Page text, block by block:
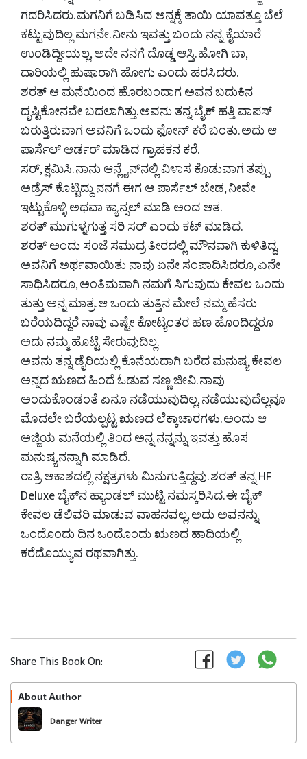
ಗದರಿಸಿದರು. ಮಗನಿಗೆ ಬಡಿಸಿದ ಅನ್ನಕ್ಕೆ ತಾಯಿ ಯಾವತ್ತೂ ಬೆಲೆ
ಕಟ್ಟುವುದಿಲ್ಲ ಮಗನೇ. ನೀನು ಇವತ್ತು ಬಂದು ನನ್ನ ಕೈಯಾರೆ
ಉಂಡಿದ್ದೀಯಲ್ಲ, ಅದೇ ನನಗೆ ದೊಡ್ಡ ಆಸ್ತಿ. ಹೋಗಿ ಬಾ,
ದಾರಿಯಲ್ಲಿ ಹುಷಾರಾಗಿ ಹೋಗು ಎಂದು ಹರಸಿದರು.
ಶರತ್ ಆ ಮನೆಯಿಂದ ಹೊರಬಂದಾಗ ಅವನ ಬದುಕಿನ
ದೃಷ್ಟಿಕೋನವೇ ಬದಲಾಗಿತ್ತು. ಅವನು ತನ್ನ ಬೈಕ್ ಹತ್ತಿ ವಾಪಸ್
ಬರುತ್ತಿರುವಾಗ ಅವನಿಗೆ ಒಂದು ಫೋನ್ ಕರೆ ಬಂತು. ಅದು ಆ
ಪಾರ್ಸೆಲ್ ಆರ್ಡರ್ ಮಾಡಿದ ಗ್ರಾಹಕನ ಕರೆ.
ಸರ್, ಕ್ಷಮಿಸಿ. ನಾನು ಆನ್ಲೈನ್‌ನಲ್ಲಿ ವಿಳಾಸ ಕೊಡುವಾಗ ತಪ್ಪು
ಅಡ್ರೆಸ್ ಕೊಟ್ಟಿದ್ದು ನನಗೆ ಈಗ ಆ ಪಾರ್ಸೆಲ್ ಬೇಡ, ನೀವೇ
ಇಟ್ಟುಕೊಳ್ಳಿ ಅಥವಾ ಕ್ಯಾನ್ಸಲ್ ಮಾಡಿ ಅಂದ ಆತ.
ಶರತ್ ಮುಗುಳ್ನಗುತ್ತ ಸರಿ ಸರ್ ಎಂದು ಕಟ್ ಮಾಡಿದ.
ಶರತ್ ಅಂದು ಸಂಜೆ ಸಮುದ್ರ ತೀರದಲ್ಲಿ ಮೌನವಾಗಿ ಕುಳಿತಿದ್ದ.
ಅವನಿಗೆ ಅರ್ಥವಾಯಿತು ನಾವು ಏನೇ ಸಂಪಾದಿಸಿದರೂ, ಏನೇ
ಸಾಧಿಸಿದರೂ, ಅಂತಿಮವಾಗಿ ನಮಗೆ ಸಿಗುವುದು ಕೇವಲ ಒಂದು
ತುತ್ತು ಅನ್ನ ಮಾತ್ರ. ಆ ಒಂದು ತುತ್ತಿನ ಮೇಲೆ ನಮ್ಮ ಹೆಸರು
ಬರೆಯದಿದ್ದರೆ ನಾವು ಎಷ್ಟೇ ಕೋಟ್ಯಂತರ ಹಣ ಹೊಂದಿದ್ದರೂ
ಅದು ನಮ್ಮ ಹೊಟ್ಟೆ ಸೇರುವುದಿಲ್ಲ.
ಅವನು ತನ್ನ ಡೈರಿಯಲ್ಲಿ ಕೊನೆಯದಾಗಿ ಬರೆದ ಮನುಷ್ಯ ಕೇವಲ
ಅನ್ನದ ಋಣದ ಹಿಂದೆ ಓಡುವ ಸಣ್ಣ ಜೀವಿ. ನಾವು
ಅಂದುಕೊಂಡಂತೆ ಏನೂ ನಡೆಯುವುದಿಲ್ಲ, ನಡೆಯುವುದೆಲ್ಲವೂ
ಮೊದಲೇ ಬರೆಯಲ್ಪಟ್ಟ ಋಣದ ಲೆಕ್ಕಾಚಾರಗಳು. ಅಂದು ಆ
ಅಜ್ಜಿಯ ಮನೆಯಲ್ಲಿ ತಿಂದ ಅನ್ನ ನನ್ನನ್ನು ಇವತ್ತು ಹೊಸ
ಮನುಷ್ಯನನ್ನಾಗಿ ಮಾಡಿದೆ.
ರಾತ್ರಿ ಆಕಾಶದಲ್ಲಿ ನಕ್ಷತ್ರಗಳು ಮಿನುಗುತ್ತಿದ್ದವು. ಶರತ್ ತನ್ನ HF
Deluxe ಬೈಕ್‌ನ ಹ್ಯಾಂಡಲ್ ಮುಟ್ಟಿ ನಮಸ್ಕರಿಸಿದ. ಈ ಬೈಕ್
ಕೇವಲ ಡೆಲಿವರಿ ಮಾಡುವ ವಾಹನವಲ್ಲ, ಅದು ಅವನನ್ನು
ಒಂದೊಂದು ದಿನ ಒಂದೊಂದು ಋಣದ ಹಾದಿಯಲ್ಲಿ
ಕರೆದೊಯ್ಯುವ ರಥವಾಗಿತ್ತು.
Share This Book On:
About Author
Danger Writer